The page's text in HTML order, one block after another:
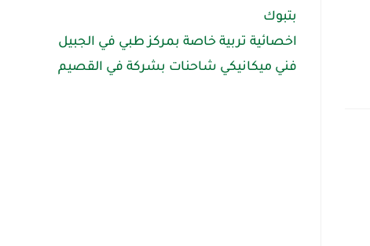
بتبوك
اخصائية تربية خاصة بمركز طبي في الجبيل
فني ميكانيكي شاحنات بشركة في القصيم